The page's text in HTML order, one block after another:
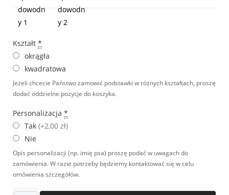
Kształt *
okrągła
kwadratowa
Jeżeli chcecie Państwo zamowić podstawki w różnych kształtach, proszę
dodać oddzielne pozycje do koszyka.
Personalizacja *
Tak (+2,00 zł)
Nie
Opis personalizacji (np. imię psa) proszę podać w uwagach do
zamówienia. W razie potrzeby będziemy kontaktować się w celu
omówienia szczegółów.